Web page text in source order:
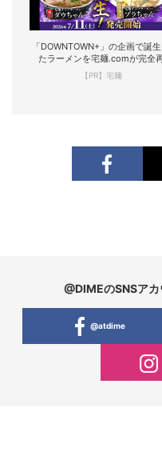
「DOWNTOWN+」の企画で誕生
たラーメンを宅麺.comが完全
現！
【PR】宅麺
@DIMEのSNSア
@atdime